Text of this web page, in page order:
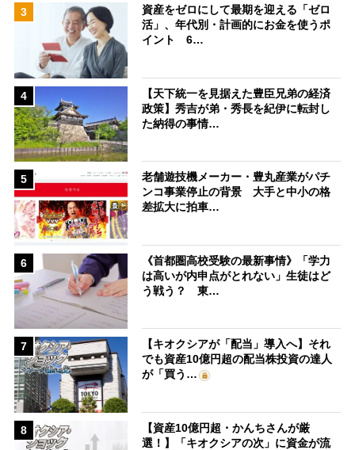
3
資産をゼロにして最期を迎える「ゼロ
活」、年代別・計画的にお金を使うポ
イント 6…
4
【天下統一を見据えた豊臣兄弟の経済
政策】秀吉が弟・秀長を紀伊に転封し
た納得の事情…
5
老舗遊技機メーカー・豊丸産業がパチ
ンコ事業停止の背景 大手と中小の格
差拡大に拍車…
6
《首都圏高校受験の最新事情》「学力
は高いが内申点がとれない」生徒はど
う戦う？ 東…
7
【キオクシアが「配当」導入へ】それ
でも資産10億円超の配当株投資の達人
が「買う…
8
【資産10億円超・かんちさんが厳
選！】「キオクシアの次」に資金が流